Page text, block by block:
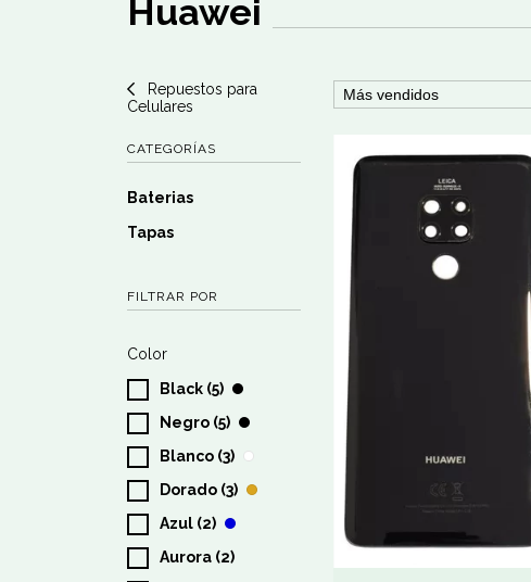
Huawei
Repuestos para
Celulares
CATEGORÍAS
Baterias
Tapas
FILTRAR POR
Color
Black (5)
Negro (5)
Blanco (3)
Dorado (3)
Azul (2)
Aurora (2)